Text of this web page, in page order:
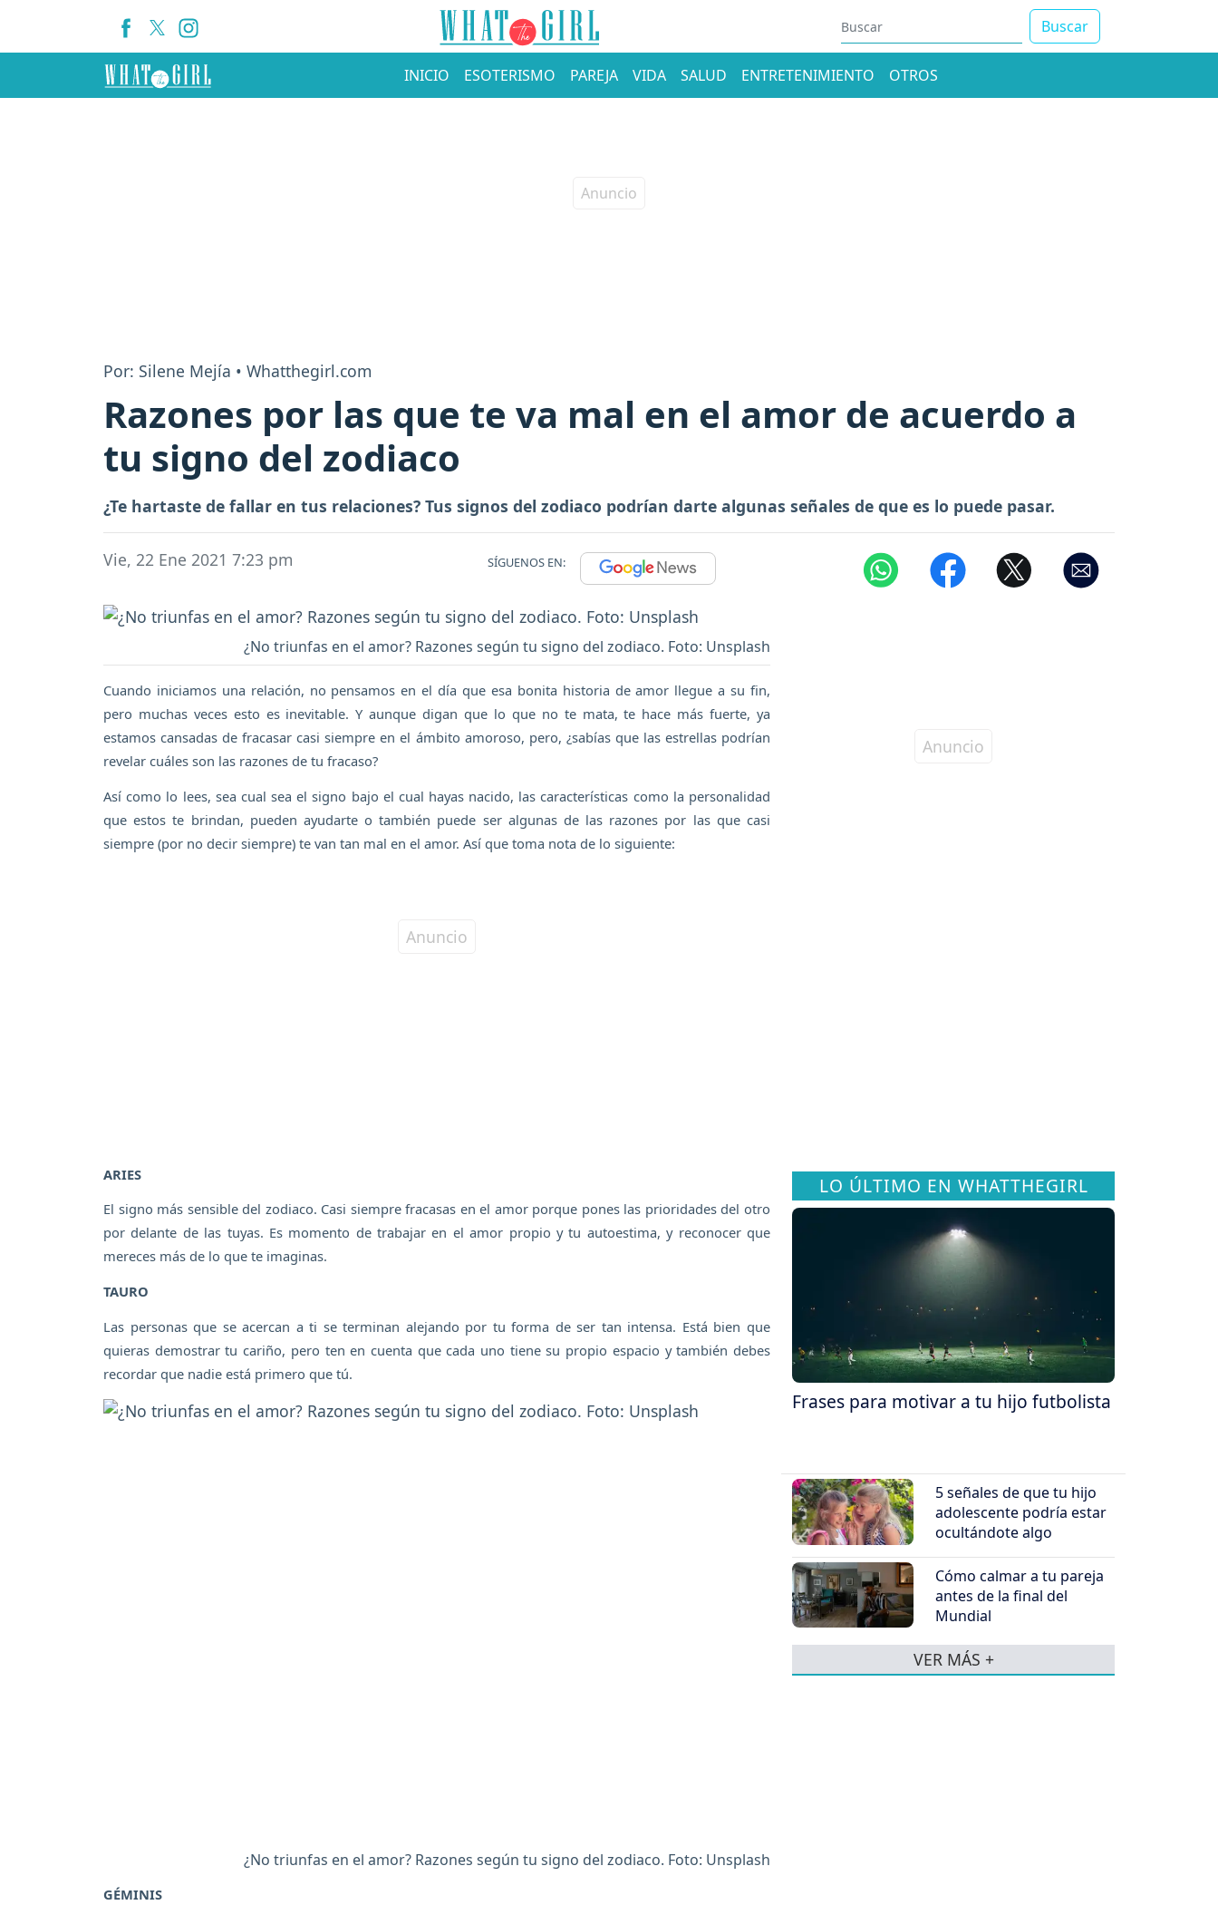
Buscar
INICIO ESOTERISMO PAREJA VIDA SALUD ENTRETENIMIENTO OTROS
Por: Silene Mejía • Whatthegirl.com
Razones por las que te va mal en el amor de acuerdo a
tu signo del zodiaco
¿Te hartaste de fallar en tus relaciones? Tus signos del zodiaco podrían darte algunas señales de que es lo puede pasar.
Vie, 22 Ene 2021 7:23 pm SÍGUENOS EN:
¿No triunfas en el amor? Razones según tu signo del zodiaco. Foto: Unsplash
Cuando iniciamos una relación, no pensamos en el día que esa bonita historia de amor llegue a su fin,
pero muchas veces esto es inevitable. Y aunque digan que lo que no te mata, te hace más fuerte, ya
estamos cansadas de fracasar casi siempre en el ámbito amoroso, pero, ¿sabías que las estrellas podrían
revelar cuáles son las razones de tu fracaso?
Así como lo lees, sea cual sea el signo bajo el cual hayas nacido, las características como la personalidad
que estos te brindan, pueden ayudarte o también puede ser algunas de las razones por las que casi
siempre (por no decir siempre) te van tan mal en el amor. Así que toma nota de lo siguiente:
ARIES
El signo más sensible del zodiaco. Casi siempre fracasas en el amor porque pones las prioridades del otro
por delante de las tuyas. Es momento de trabajar en el amor propio y tu autoestima, y reconocer que
mereces más de lo que te imaginas.
TAURO
Las personas que se acercan a ti se terminan alejando por tu forma de ser tan intensa. Está bien que
quieras demostrar tu cariño, pero ten en cuenta que cada uno tiene su propio espacio y también debes
recordar que nadie está primero que tú.
¿No triunfas en el amor? Razones según tu signo del zodiaco. Foto: Unsplash
GÉMINIS
LO ÚLTIMO EN WHATTHEGIRL
Frases para motivar a tu hijo futbolista
5 señales de que tu hijo
adolescente podría estar
ocultándote algo
Cómo calmar a tu pareja
antes de la final del
Mundial
VER MÁS +